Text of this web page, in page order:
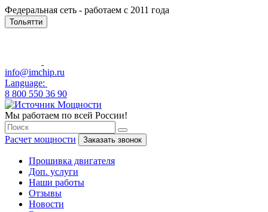
Федеральная сеть - работаем с 2011 года
Тольятти
info@imchip.ru
Language:
8 800 550 36 90
Мы работаем по всей России!
Расчет мощности Заказать звонок
Прошивка двигателя
Доп. услуги
Наши работы
Отзывы
Новости